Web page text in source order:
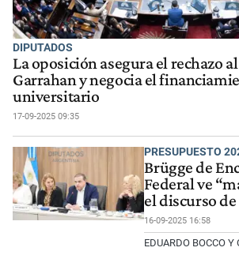
DIPUTADOS
La oposición asegura el rechazo
Garrahan y negocia el
universitario
17-09-2025 09:35
PRESUPUESTO
Brügge de
Federal ve
el discurso
16-09-2025 16:58
EDUARDO BOCCO Y